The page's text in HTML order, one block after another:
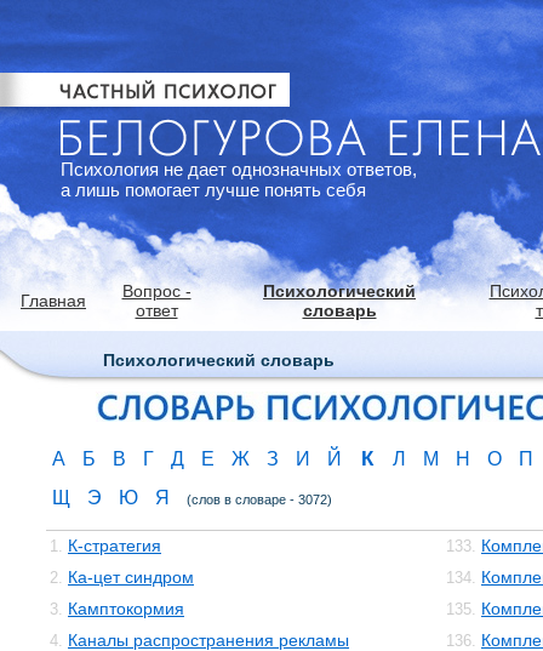
Психология не дает однозначных ответов,
а лишь помогает лучше понять себя
Главная
Вопрос -
ответ
Психологический
словарь
Психологический словарь
А Б В Г Д Е Ж З И Й К Л М Н О
П
Щ
Э Ю Я (слов в словаре - 3072)
1. К-стратегия
2. Ка-цет синдром
3. Камптокормия
4. Каналы распространения рекламы
133.
134.
135.
136.